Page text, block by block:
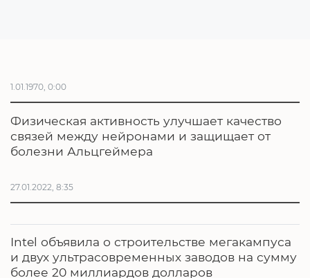
1.01.1970, 0:00
Физическая активность улучшает качество
связей между нейронами и защищает от
болезни Альцгеймера
27.01.2022, 8:35
Intel объявила о строительстве мегакампуса
и двух ультрасовременных заводов на сумму
более 20 миллиардов долларов